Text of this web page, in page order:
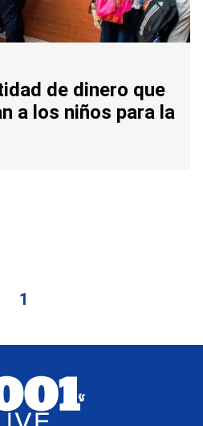
de dinero que
a los niños para la
1